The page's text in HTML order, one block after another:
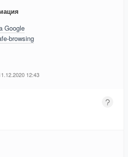
Google
browsing
12:43